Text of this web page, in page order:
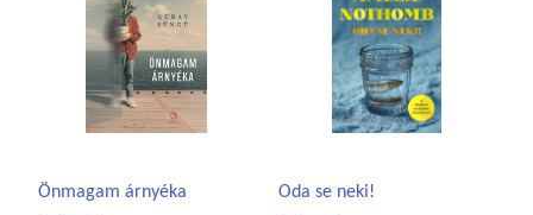
Önmagam árnyéka Oda se neki!